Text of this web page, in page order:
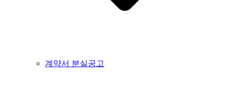
계약서 분실공고